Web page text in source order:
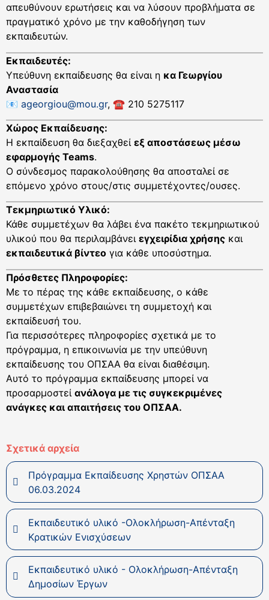
απευθύνουν ερωτήσεις και να λύσουν προβλήματα σε
πραγματικό χρόνο με την καθοδήγηση των
εκπαιδευτών.
Εκπαιδευτές:
Υπεύθυνη εκπαίδευσης θα είναι η κα Γεωργίου
Αναστασία
📧 ageorgiou@mou.gr, ☎️ 210 5275117
Χώρος Εκπαίδευσης:
Η εκπαίδευση θα διεξαχθεί εξ αποστάσεως μέσω
εφαρμογής Teams.
Ο σύνδεσμος παρακολούθησης θα αποσταλεί σε
επόμενο χρόνο στους/στις συμμετέχοντες/ουσες.
Τεκμηριωτικό Υλικό:
Κάθε συμμετέχων θα λάβει ένα πακέτο τεκμηριωτικού
υλικού που θα περιλαμβάνει εγχειρίδια χρήσης και
εκπαιδευτικά βίντεο για κάθε υποσύστημα.
Πρόσθετες Πληροφορίες:
Με το πέρας της κάθε εκπαίδευσης, ο κάθε
συμμετέχων επιβεβαιώνει τη συμμετοχή και
εκπαίδευσή του.
Για περισσότερες πληροφορίες σχετικά με το
πρόγραμμα, η επικοινωνία με την υπεύθυνη
εκπαίδευσης του ΟΠΣΑΑ θα είναι διαθέσιμη.
Αυτό το πρόγραμμα εκπαίδευσης μπορεί να
προσαρμοστεί ανάλογα με τις συγκεκριμένες
ανάγκες και απαιτήσεις του ΟΠΣΑΑ.
Σχετικά αρχεία
Πρόγραμμα Εκπαίδευσης Χρηστών ΟΠΣΑΑ
06.03.2024
Εκπαιδευτικό υλικό -Ολοκλήρωση-Απένταξη
Κρατικών Ενισχύσεων
Εκπαιδευτικό υλικό - Ολοκλήρωση-Απένταξη
Δημοσίων Έργων